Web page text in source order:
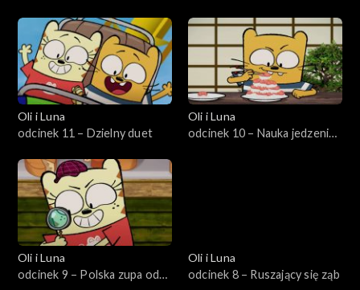
Oli i Luna
odcinek 11 – Dzielny duet
Oli i Luna
odcinek 10 – Nauka jedzenia
Oli i Luna
odcinek 9 – Polska zupa od
Oli i Luna
odcinek 8 – Ruszający się ząb